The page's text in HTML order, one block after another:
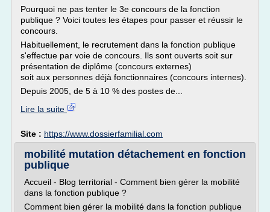
Pourquoi ne pas tenter le 3e concours de la fonction
publique ? Voici toutes les étapes pour passer et réussir le
concours.
Habituellement, le recrutement dans la fonction publique
s'effectue par voie de concours. Ils sont ouverts soit sur
pré­sentation de diplôme (concours externes)
soit aux personnes déjà fonctionnaires (concours internes).
Depuis 2005, de 5 à 10 % des postes de...
Lire la suite
Site : https://www.dossierfamilial.com
mobilité mutation détachement en fonction
publique
Accueil - Blog territorial - Comment bien gérer la mobilité
dans la fonction publique ?
Comment bien gérer la mobilité dans la fonction publique